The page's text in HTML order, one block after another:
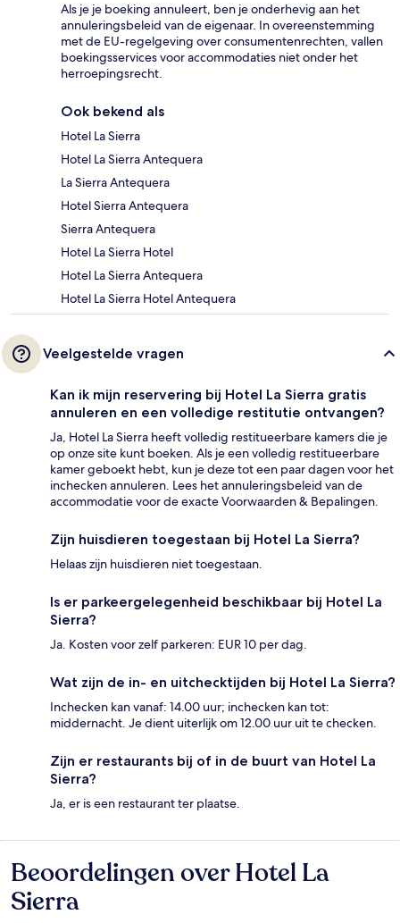
Als je je boeking annuleert, ben je onderhevig aan het
annuleringsbeleid van de eigenaar. In overeenstemming
met de EU-regelgeving over consumentenrechten, vallen
boekingsservices voor accommodaties niet onder het
herroepingsrecht.
Ook bekend als
Hotel La Sierra
Hotel La Sierra Antequera
La Sierra Antequera
Hotel Sierra Antequera
Sierra Antequera
Hotel La Sierra Hotel
Hotel La Sierra Antequera
Hotel La Sierra Hotel Antequera
Veelgestelde vragen
Kan ik mijn reservering bij Hotel La Sierra gratis
annuleren en een volledige restitutie ontvangen?
Ja, Hotel La Sierra heeft volledig restitueerbare kamers die je
op onze site kunt boeken. Als je een volledig restitueerbare
kamer geboekt hebt, kun je deze tot een paar dagen voor het
inchecken annuleren. Lees het annuleringsbeleid van de
accommodatie voor de exacte Voorwaarden & Bepalingen.
Zijn huisdieren toegestaan bij Hotel La Sierra?
Helaas zijn huisdieren niet toegestaan.
Is er parkeergelegenheid beschikbaar bij Hotel La
Sierra?
Ja. Kosten voor zelf parkeren: EUR 10 per dag.
Wat zijn de in- en uitchecktijden bij Hotel La Sierra?
Inchecken kan vanaf: 14.00 uur; inchecken kan tot:
middernacht. Je dient uiterlijk om 12.00 uur uit te checken.
Zijn er restaurants bij of in de buurt van Hotel La
Sierra?
Ja, er is een restaurant ter plaatse.
Beoordelingen
Beoordelingen over Hotel La
Sierra